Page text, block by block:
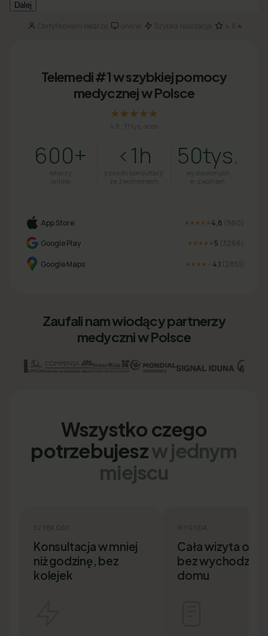
Certyfikowani lekarze· online· Szybka realizacja 4.8★
Telemedi #1 w szybkiej pomocy
medycznej w Polsce
★★★★★
4.8 31 tys. ocen
600+
lekarzy
online
<1h
czas do konsultacji
ze zwolnieniem
50tys.
wystawionych
e-zwolnień
App Store ★★★★★ 4,8 (960
Google Play
★★★★★ 5 (3266
Google Maps ★★★★ 4,1 (2851
Zaufali nam wiodący partnerzy
medyczni w Polsce
Wszystko czego
potrzebujeszw jednym
miejscu
SZYBKOŚĆ
Konsultacja w mniej
niż godzinę, bez
kolejek
WYGODA
Cała wizyta
bez
domu